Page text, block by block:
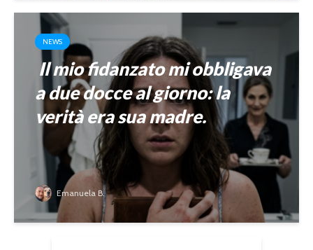
NEWS
Il mio fidanzato mi obbligava
a due docce al giorno: la
verità era sua madre.
Emanuela B.